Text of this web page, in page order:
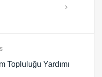
Topluluğu Yardımı